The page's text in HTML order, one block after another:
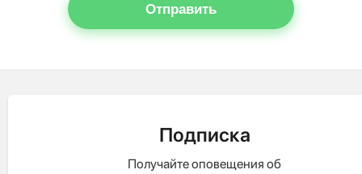
Отправить
Подписка
Получайте оповещения об